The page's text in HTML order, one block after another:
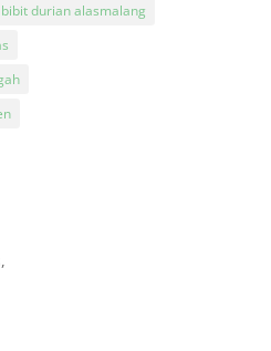
durian alasmalang